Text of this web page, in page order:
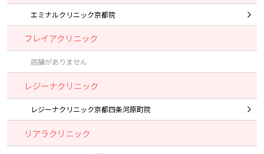
エミナルクリニック京都院
フレイアクリニック
店舗がありません
レジーナクリニック
レジーナクリニック京都四条河原町院
リアラクリニック